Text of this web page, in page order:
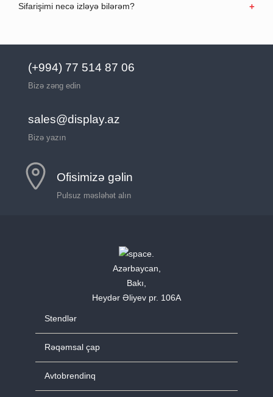
Sifarişimi necə izləyə bilərəm?
(+994) 77 514 87 06
Bizə zəng edin
sales@display.az
Bizə yazın
Ofisimizə gəlin
Pulsuz məsləhət alın
Azərbaycan,
Bakı,
Heydər Əliyev pr. 106A
Stendlər
Rəqəmsal çap
Avtobrendinq